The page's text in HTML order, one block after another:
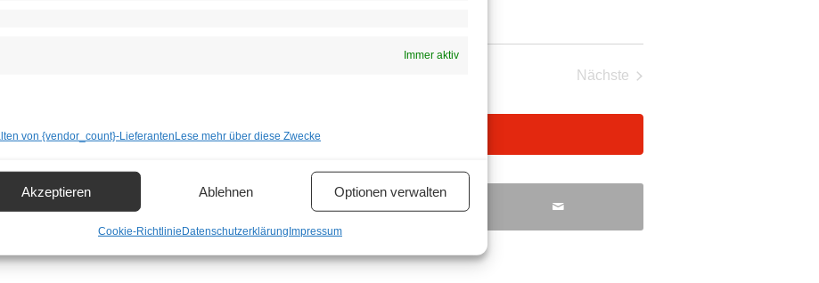
Immer aktiv
von {vendor_count}-LieferantenLese mehr über diese Zwecke
Akzeptieren Ablehnen Optionen verwalten
Cookie-RichtlinieDatenschutzerklärungImpressum
Nächste
Kalender abonnieren